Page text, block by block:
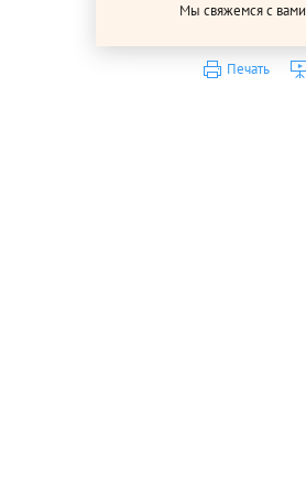
Мы свяжемся с
Печать